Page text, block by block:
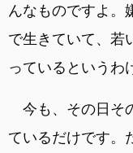
んなものですよ。
で生きていて、若
っているというわ
今も、その日そ
ているだけです。